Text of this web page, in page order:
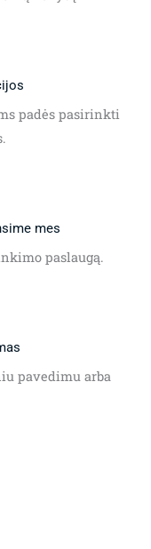
padės pasirinkti
mes
paslaugą.
pavedimu arba